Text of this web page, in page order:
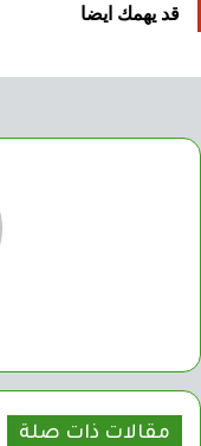
قد يهمك ايضا
مقالات ذات صلة